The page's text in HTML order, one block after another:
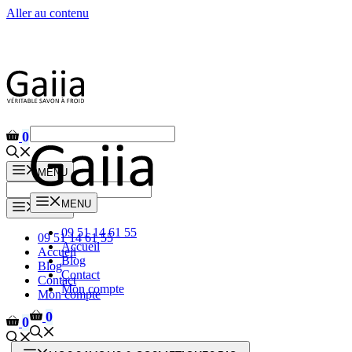
Aller au contenu
0
MENU
MENU
09 51 14 61 55
Accueil
Blog
Contact
Mon compte
0
MENU
09 51 14 61 55
Accueil
Blog
Contact
Mon compte
0